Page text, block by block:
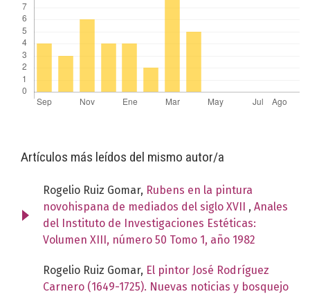
Artículos más leídos del mismo autor/a
Rogelio Ruiz Gomar, Rubens en la pintura
novohispana de mediados del siglo XVII , Anales
del Instituto de Investigaciones Estéticas:
Volumen XIII, número 50 Tomo 1, año 1982
Rogelio Ruiz Gomar, El pintor José Rodríguez
Carnero (1649-1725). Nuevas noticias y bosquejo